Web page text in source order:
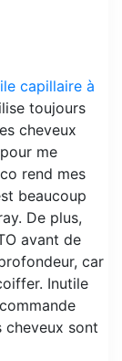
capillaire à
toujours
cheveux
me
rend mes
beaucoup
De plus,
avant de
car
Inutile
sont